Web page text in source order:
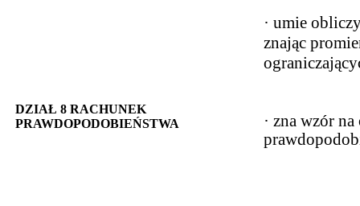
· umie
znając
DZIAŁ 8 RACHUNEK
PRAWDOPODOBIEŃSTWA
· zna wzór